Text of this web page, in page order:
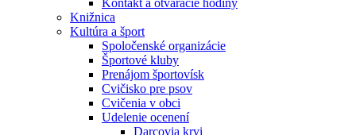
Kontakt a otváracie hodiny
Knižnica
Kultúra a šport
Spoločenské organizácie
Športové kluby
Prenájom športovísk
Cvičisko pre psov
Cvičenia v obci
Udelenie ocenení
Darcovia krvi